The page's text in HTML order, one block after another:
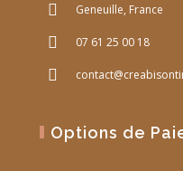
Geneuille, France
07 61 25 00 18
Options de